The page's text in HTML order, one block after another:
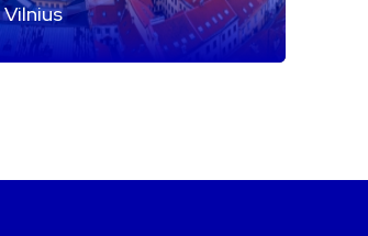
Vilnius